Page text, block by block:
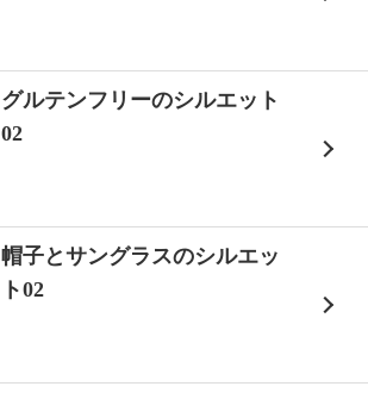
グルテンフリーのシルエット
02
帽子とサングラスのシルエッ
ト02